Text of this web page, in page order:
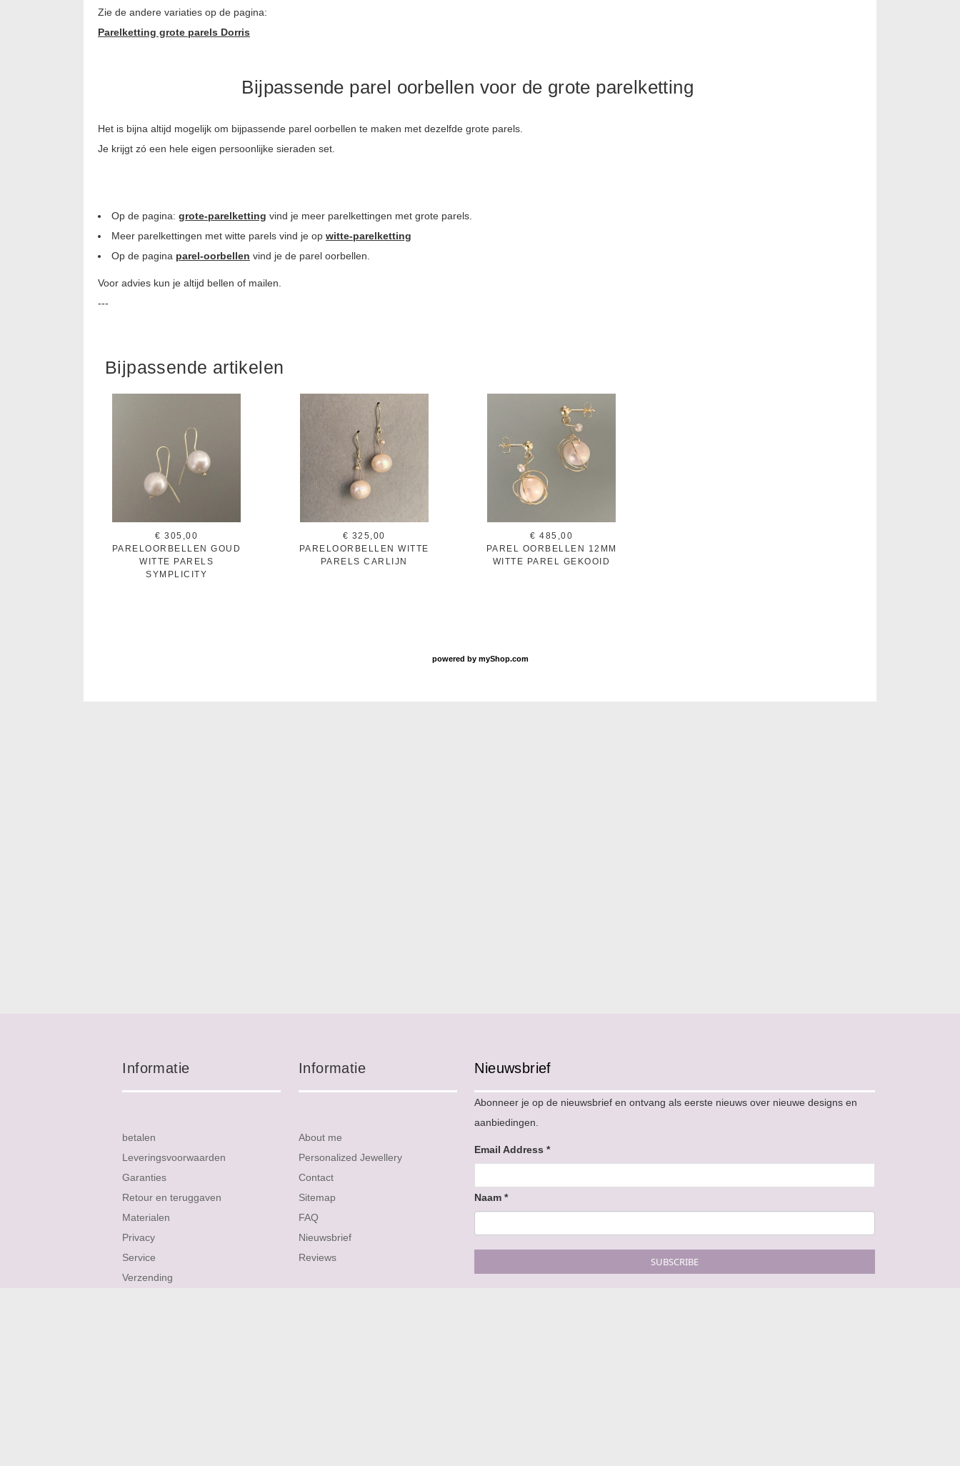
Zie de andere variaties op de pagina:
Parelketting grote parels Dorris
Bijpassende parel oorbellen voor de grote parelketting
Het is bijna altijd mogelijk om bijpassende parel oorbellen te maken met dezelfde grote parels.
Je krijgt zó een hele eigen persoonlijke sieraden set.
Op de pagina: grote-parelketting vind je meer parelkettingen met grote parels.
Meer parelkettingen met witte parels vind je op witte-parelketting
Op de pagina parel-oorbellen vind je de parel oorbellen.
Voor advies kun je altijd bellen of mailen.
---
Bijpassende artikelen
€ 305,00
PARELOORBELLEN GOUD
WITTE PARELS
SYMPLICITY
€ 325,00
PARELOORBELLEN WITTE
PARELS CARLIJN
€ 485,00
PAREL OORBELLEN 12MM
WITTE PAREL GEKOOID
powered by myShop.com
Informatie
betalen
Leveringsvoorwaarden
Garanties
Retour en teruggaven
Materialen
Privacy
Service
Verzending
Informatie
About me
Personalized Jewellery
Contact
Sitemap
FAQ
Nieuwsbrief
Reviews
Nieuwsbrief
Abonneer je op de nieuwsbrief en ontvang als eerste nieuws over nieuwe designs en
aanbiedingen.
Email Address*
Naam*